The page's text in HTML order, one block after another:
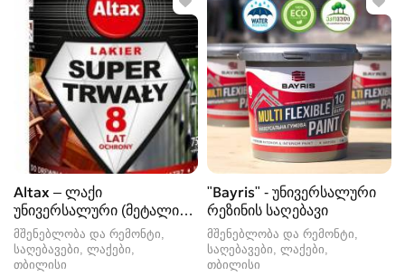
Altax – ლაქი
უნივერსალური (მეტალის
ლაქი)
მშენებლობა და რემონტი,
საღებავები, ლაქები
თბილისი
"Bayris" - უნივერსალური
რეზინის საღებავი
მშენებლობა და რემონტი,
საღებავები, ლაქები
თბილისი